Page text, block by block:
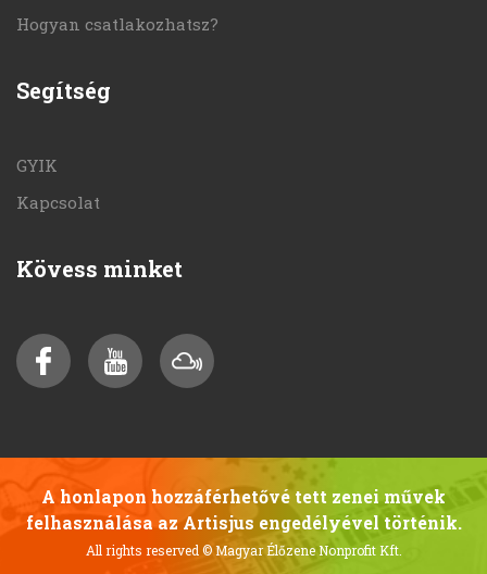
Hogyan csatlakozhatsz?
Segítség
GYIK
Kapcsolat
Kövess minket
A honlapon hozzáférhetővé tett zenei művek
felhasználása az Artisjus engedélyével történik.
All rights reserved© Magyar Élőzene Nonprofit Kft.